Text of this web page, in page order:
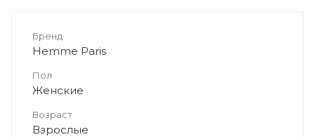
Бренд
Hemme Paris
Пол
Женские
Возраст
Взрослые